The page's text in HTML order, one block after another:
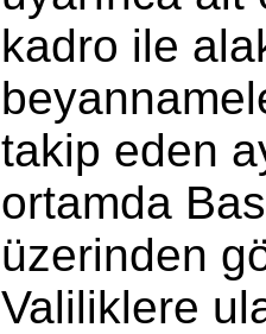
kadro ile
takip eden
ortamda
üzerinden
Valiliklere